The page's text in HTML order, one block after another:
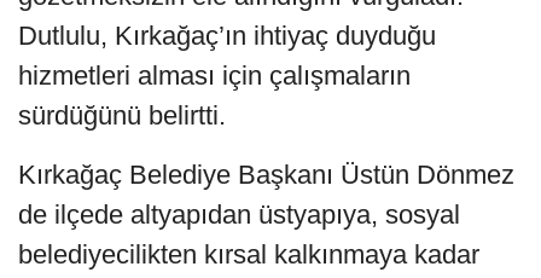
Dutlulu, Kırkağaç’ın ihtiyaç duyduğu
hizmetleri alması için çalışmaların
sürdüğünü belirtti.
Kırkağaç Belediye Başkanı Üstün Dönmez
de ilçede altyapıdan üstyapıya, sosyal
belediyecilikten kırsal kalkınmaya kadar